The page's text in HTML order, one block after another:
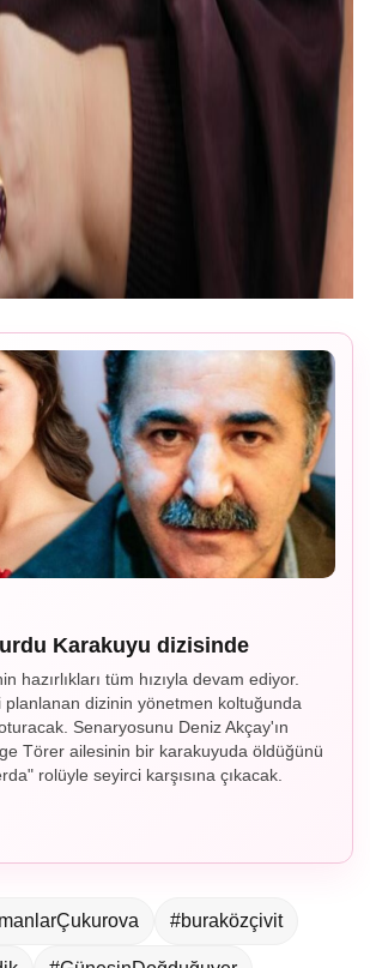
Karakuyu dizisinde
hazırlıkları tüm hızıyla devam ediyor.
planlanan dizinin yönetmen koltuğunda
Senaryosunu Deniz Akçay'ın
Törer ailesinin bir karakuyuda öldüğünü
rolüyle seyirci karşısına çıkacak.
#buraközçivit